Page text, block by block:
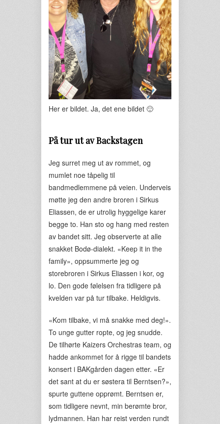
Her er bildet. Ja, det ene bildet 🙂
På tur ut av Backstagen
Jeg surret meg ut av rommet, og
mumlet noe tåpelig til
bandmedlemmene på veien. Underveis
møtte jeg den andre broren i Sirkus
Eliassen, de er utrolig hyggelige karer
begge to. Han sto og hang med resten
av bandet sitt. Jeg observerte at alle
snakket Bodø-dialekt. «Keep it in the
family», oppsummerte jeg og
storebroren i Sirkus Eliassen i kor, og
lo. Den gode følelsen fra tidligere på
kvelden var på tur tilbake. Heldigvis.
«Kom tilbake, vi må snakke med deg!».
To unge gutter ropte, og jeg snudde.
De tilhørte Kaizers Orchestras team, og
hadde ankommet for å rigge til bandets
konsert i BAKgården dagen etter. «Er
det sant at du er søstera til Berntsen?»,
spurte guttene opprømt. Berntsen er,
som tidligere nevnt, min berømte bror,
lydmannen. Han har reist verden rundt